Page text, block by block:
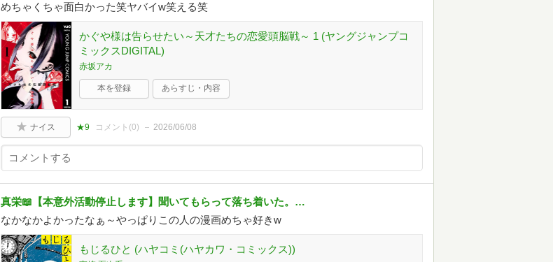
めちゃくちゃ面白かった笑ヤバイw笑える笑
かぐや様は告らせたい～天才たちの恋愛頭脳戦～ 1 (ヤングジャンプコ
ミックスDIGITAL)
赤坂アカ
本を登録 あらすじ・内容
ナイス ★9 コメント(0) 2026/06/08
真栄📖【本意外活動停止します】聞いてもらって落ち着いた。…
なかなかよかったなぁ～やっぱりこの人の漫画めちゃ好きw
もじるひと (ハヤコミ(ハヤカワ・コミックス))